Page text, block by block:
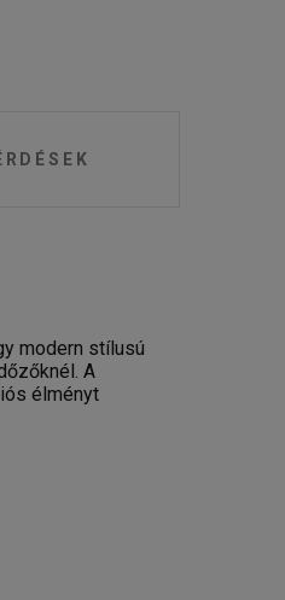
modern stílusú
A
élményt